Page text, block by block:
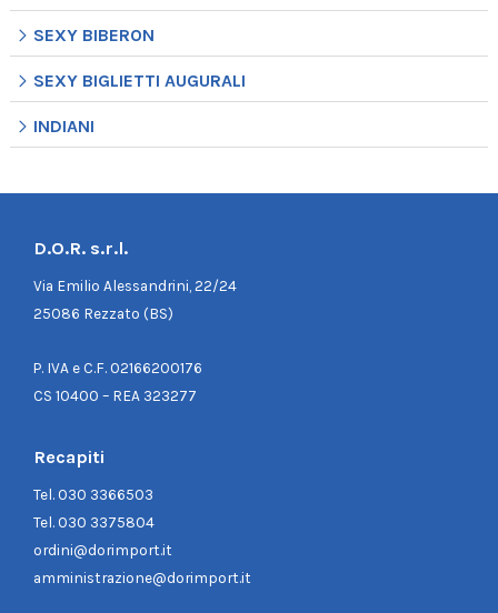
SEXY BIBERON
SEXY BIGLIETTI AUGURALI
INDIANI
D.O.R. s.r.l.
Via Emilio Alessandrini, 22/24
25086 Rezzato (BS)
P. IVA e C.F. 02166200176
CS 10400 – REA 323277
Recapiti
Tel.030 3366503
Tel.030 3375804
ordini@dorimport.it
amministrazione@dorimport.it